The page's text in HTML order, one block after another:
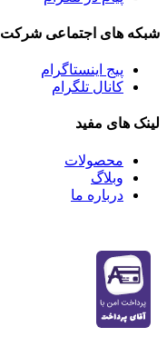
شبکه های اجتماعی شرکت
پیج اینستاگرام
کانال تلگرام
لینک های مفید
محصولات
وبلاگ
درباره ما